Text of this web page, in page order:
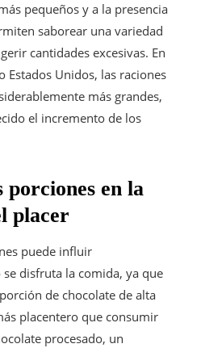
pequeños y a la presencia
saborear una variedad
cantidades excesivas. En
Estados Unidos, las raciones
más grandes,
el incremento de los
porciones en la
placer
puede influir
disfruta la comida, ya que
de chocolate de alta
placentero que consumir
procesado, un